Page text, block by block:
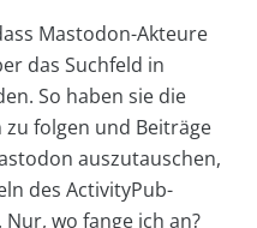
Mastodon-Akteure
das Suchfeld in
So haben sie die
folgen und Beiträge
auszutauschen,
des ActivityPub-
wo fange ich an?